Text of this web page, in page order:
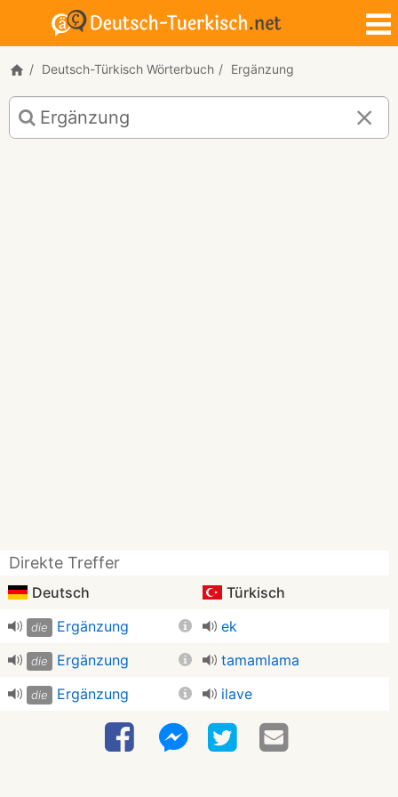
Deutsch-Türkisch Wörterbuch Ergänzung
Deutsch-
Türkisch
Übersetzung
Direkte Treffer
Deutsch Türkisch
die Ergänzung ek
die Ergänzung tamamlama
die Ergänzung ilave